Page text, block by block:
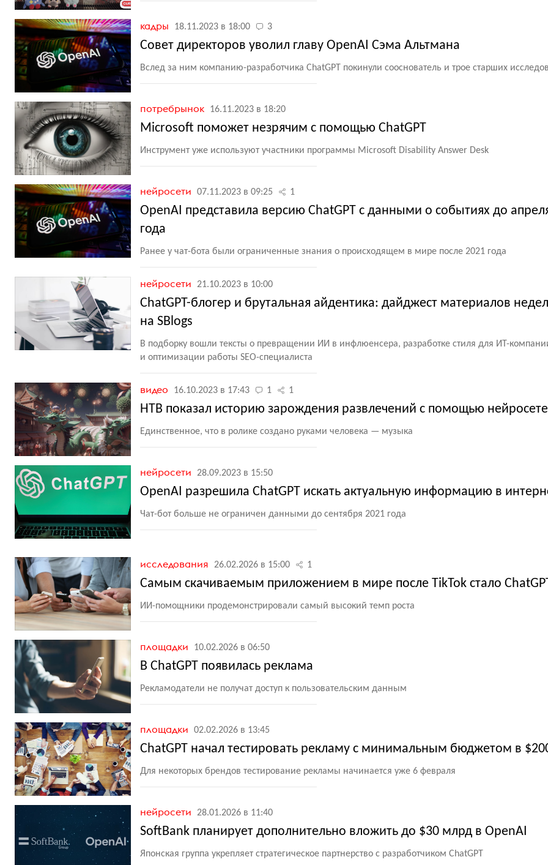
кадры 18.11.2023 в 18:00 3
Совет директоров уволил главу OpenAI Сэма Альтмана
Вслед за ним компанию-разработчика ChatGPT покинули сооснователь и трое старших
потребрынок 16.11.2023 в 18:20
Microsoft поможет незрячим с помощью ChatGPT
Инструмент уже используют участники программы Microsoft Disability Answer Desk
нейросети 07.11.2023 в 09:25 1
OpenAI представила версию ChatGPT с данными о событиях до
года
Ранее у чат-бота были ограниченные знания о происходящем в мире после 2021 года
нейросети 21.10.2023 в 10:00
ChatGPT-блогер и брутальная айдентика: дайджест материалов
на SBlogs
В подборку вошли тексты о превращении ИИ в инфлюенсера, разработке стиля для ИТ-
и оптимизации работы SEO-специалиста
видео 16.10.2023 в 17:43 1 1
НТВ показал историю зарождения развлечений с помощью
Единственное, что в ролике создано руками человека — музыка
нейросети 28.09.2023 в 15:50
OpenAI разрешила ChatGPT искать актуальную информацию в
Чат-бот больше не ограничен данными до сентября 2021 года
исследования 26.02.2026 в 15:00 1
Самым скачиваемым приложением в мире после TikTok стало
ИИ-помощники продемонстрировали самый высокий темп роста
площадки 10.02.2026 в 06:50
В ChatGPT появилась реклама
Рекламодатели не получат доступ к пользовательским данным
площадки 02.02.2026 в 13:45
ChatGPT начал тестировать рекламу с минимальным бюджетом в
Для некоторых брендов тестирование рекламы начинается уже 6 февраля
нейросети 28.01.2026 в 11:40
SoftBank планирует дополнительно вложить до $30 млрд в OpenAI
Японская группа укрепляет стратегическое партнерство с разработчиком ChatGPT